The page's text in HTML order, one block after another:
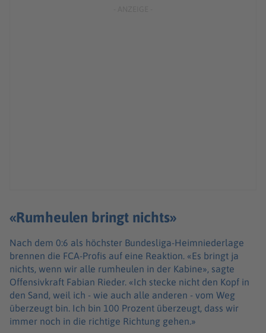
«Rumheulen bringt nichts»
Nach dem 0:6 als höchster Bundesliga-Heimniederlage
brennen die FCA-Profis auf eine Reaktion. «Es bringt ja
nichts, wenn wir alle rumheulen in der Kabine», sagte
Offensivkraft Fabian Rieder. «Ich stecke nicht den Kopf in
den Sand, weil ich - wie auch alle anderen - vom Weg
überzeugt bin. Ich bin 100 Prozent überzeugt, dass wir
immer noch in die richtige Richtung gehen.»